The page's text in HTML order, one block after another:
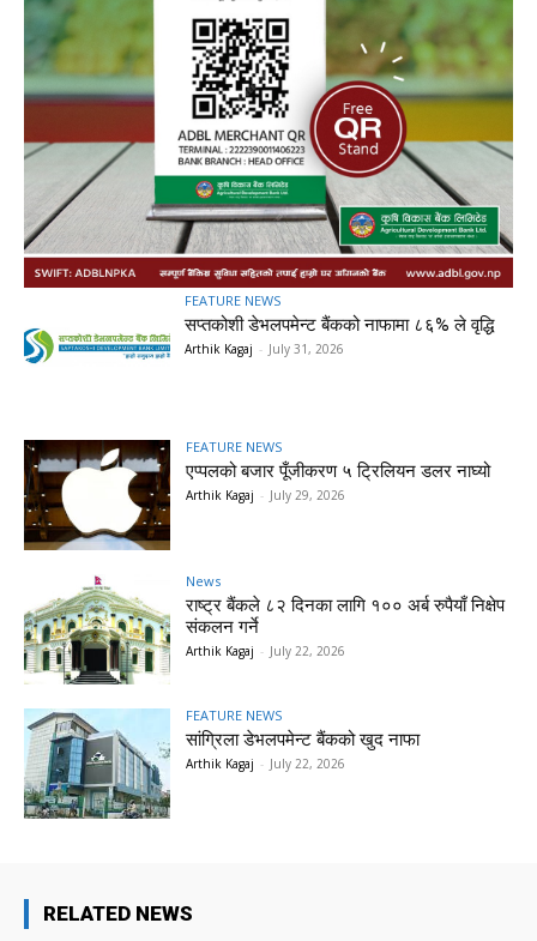
FEATURE NEWS
सप्तकोशी डेभलपमेन्ट बैंकको नाफामा ८६% ले वृद्धि
Arthik Kagaj - July 31, 2026
FEATURE NEWS
एप्पलको बजार पूँजीकरण ५ ट्रिलियन डलर नाघ्यो
Arthik Kagaj - July 29, 2026
News
राष्ट्र बैंकले ८२ दिनका लागि १०० अर्ब रुपैयाँ निक्षेप
संकलन गर्ने
Arthik Kagaj - July 22, 2026
FEATURE NEWS
सांग्रिला डेभलपमेन्ट बैंकको खुद नाफा
Arthik Kagaj - July 22, 2026
RELATED NEWS